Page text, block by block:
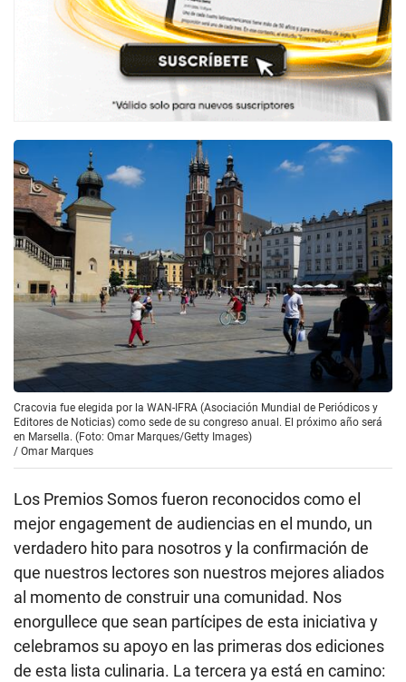
Cracovia fue elegida por la WAN-IFRA (Asociación Mundial de Periódicos y
Editores de Noticias) como sede de su congreso anual. El próximo año será
en Marsella. (Foto: Omar Marques/Getty Images)
/ Omar Marques
Los Premios Somos fueron reconocidos como el
mejor engagement de audiencias en el mundo, un
verdadero hito para nosotros y la confirmación de
que nuestros lectores son nuestros mejores aliados
al momento de construir una comunidad. Nos
enorgullece que sean partícipes de esta iniciativa y
celebramos su apoyo en las primeras dos ediciones
de esta lista culinaria. La tercera ya está en camino: